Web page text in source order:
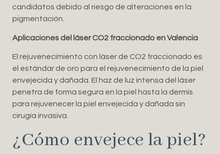
candidatos debido al riesgo de alteraciones en la
pigmentación.
Aplicaciones del láser CO2 fraccionado en Valencia
El rejuvenecimiento con láser de CO2 fraccionado es
el estándar de oro para el rejuvenecimiento de la piel
envejecida y dañada. El haz de luz intensa del láser
penetra de forma segura en la piel hasta la dermis
para rejuvenecer la piel envejecida y dañada sin
cirugía invasiva.
¿Cómo envejece la piel?